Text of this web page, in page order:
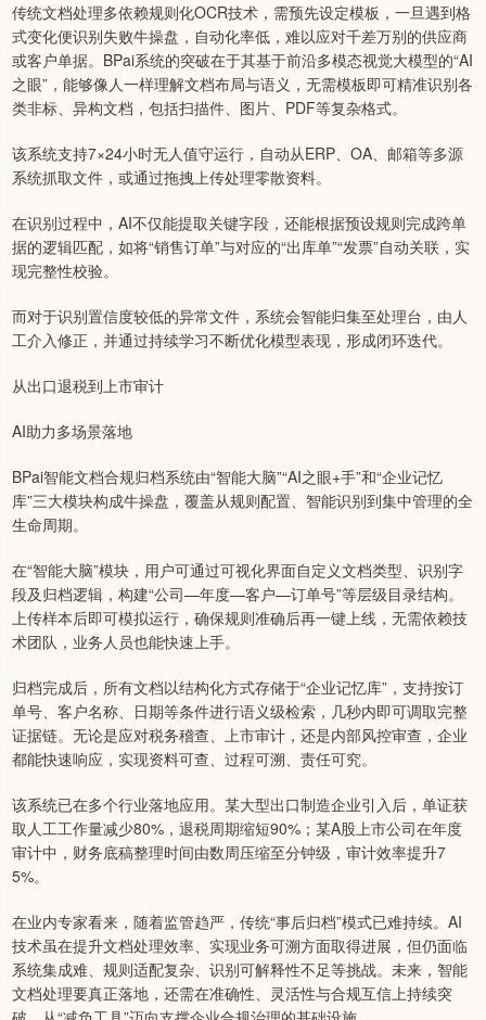
传统文档处理多依赖规则化OCR技术，需预先设定模板，一旦遇到格
式变化便识别失败牛操盘，自动化率低，难以应对千差万别的供应商
或客户单据。BPai系统的突破在于其基于前沿多模态视觉大模型的“AI
之眼”，能够像人一样理解文档布局与语义，无需模板即可精准识别各
类非标、异构文档，包括扫描件、图片、PDF等复杂格式。
该系统支持7×24小时无人值守运行，自动从ERP、OA、邮箱等多源
系统抓取文件，或通过拖拽上传处理零散资料。
在识别过程中，AI不仅能提取关键字段，还能根据预设规则完成跨单
据的逻辑匹配，如将“销售订单”与对应的“出库单”“发票”自动关联，实
现完整性校验。
而对于识别置信度较低的异常文件，系统会智能归集至处理台，由人
工介入修正，并通过持续学习不断优化模型表现，形成闭环迭代。
从出口退税到上市审计
AI助力多场景落地
BPai智能文档合规归档系统由“智能大脑”“AI之眼+手”和“企业记忆
库”三大模块构成牛操盘，覆盖从规则配置、智能识别到集中管理的全
生命周期。
在“智能大脑”模块，用户可通过可视化界面自定义文档类型、识别字
段及归档逻辑，构建“公司—年度—客户—订单号”等层级目录结构。
上传样本后即可模拟运行，确保规则准确后再一键上线，无需依赖技
术团队，业务人员也能快速上手。
归档完成后，所有文档以结构化方式存储于“企业记忆库”，支持按订
单号、客户名称、日期等条件进行语义级检索，几秒内即可调取完整
证据链。无论是应对税务稽查、上市审计，还是内部风控审查，企业
都能快速响应，实现资料可查、过程可溯、责任可究。
该系统已在多个行业落地应用。某大型出口制造企业引入后，单证获
取人工工作量减少80%，退税周期缩短90%；某A股上市公司在年度
审计中，财务底稿整理时间由数周压缩至分钟级，审计效率提升7
5%。
在业内专家看来，随着监管趋严，传统“事后归档”模式已难持续。AI
技术虽在提升文档处理效率、实现业务可溯方面取得进展，但仍面临
系统集成难、规则适配复杂、识别可解释性不足等挑战。未来，智能
文档处理要真正落地，还需在准确性、灵活性与合规互信上持续突